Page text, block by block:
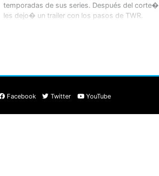
temporadas de sus series. Después del corte�
les dejo� un trailer con los pasos de TWR.
Facebook Twitter YouTube